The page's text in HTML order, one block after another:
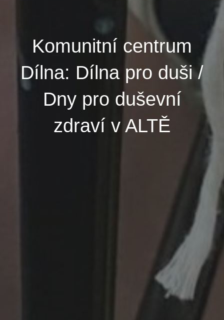
Komunitní centrum
Dílna: Dílna pro duši /
Dny pro duševní
zdraví v ALTĚ